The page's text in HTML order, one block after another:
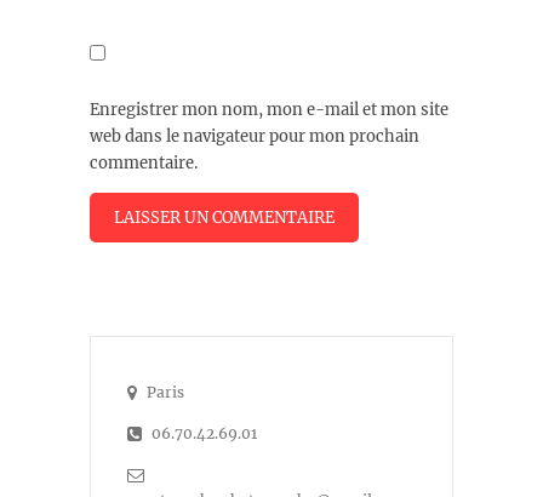
Enregistrer mon nom, mon e-mail et mon site
web dans le navigateur pour mon prochain
commentaire.
Paris
06.70.42.69.01